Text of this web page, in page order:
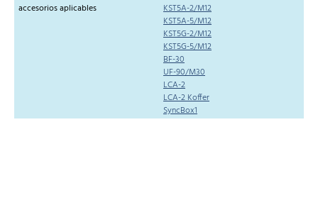
accesorios aplicables
KST5A-2/M12
KST5A-5/M12
KST5G-2/M12
KST5G-5/M12
BF-30
UF-90/M30
LCA-2
LCA-2 Koffer
SyncBox1